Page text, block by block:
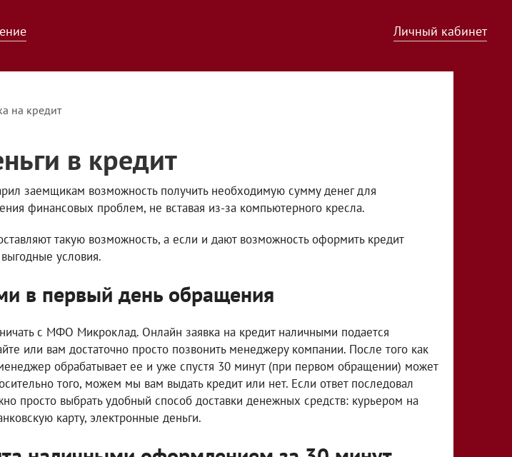
Личный кабинет
на кредит
в кредит
заемщикам возможность получить необходимую сумму денег для
финансовых проблем, не вставая из-за компьютерного кресла.
такую возможность, а если и дают возможность оформить кредит
условия.
в первый день обращения
с МФО Микроклад. Онлайн заявка на кредит наличными подается
или вам достаточно просто позвонить менеджеру компании. После того как
обрабатывает ее и уже спустя 30 минут (при первом обращении) может
того, можем мы вам выдать кредит или нет. Если ответ последовал
просто выбрать удобный способ доставки денежных средств: курьером на
карту, электронные деньги.